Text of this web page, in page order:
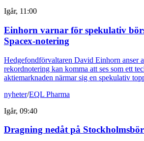
Igår, 11:00
Einhorn varnar för spekulativ
Spacex-notering
Hedgefondförvaltaren David Einhorn anser
rekordnotering kan komma att ses som ett
aktiemarknaden närmar sig en spekulativ
nyheter/EQL Pharma
Igår, 09:40
Dragning nedåt på